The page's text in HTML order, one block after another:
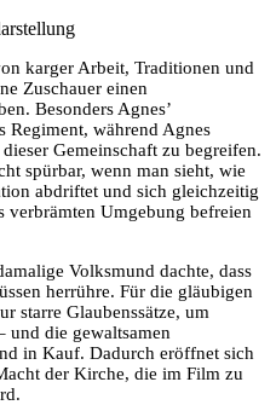
karger Arbeit, Traditionen und
Zuschauer einen
Besonders Agnes’
Regiment, während Agnes
Gemeinschaft zu begreifen.
spürbar, wenn man sieht, wie
abdriftet und sich gleichzeitig
verbrämten Umgebung befreien
Volksmund dachte, dass
herrühre. Für die gläubigen
starre Glaubenssätze, um
und die gewaltsamen
in Kauf. Dadurch eröffnet sich
der Kirche, die im Film zu